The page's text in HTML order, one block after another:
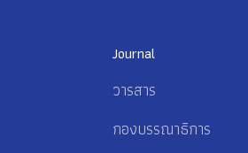
Journal
วารสาร
กองบรรณาธิการ